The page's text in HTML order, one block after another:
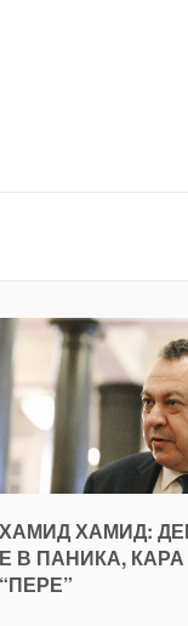
ХАМИД ХАМИД:
Е В ПАНИКА,
“ПЕРЕ”